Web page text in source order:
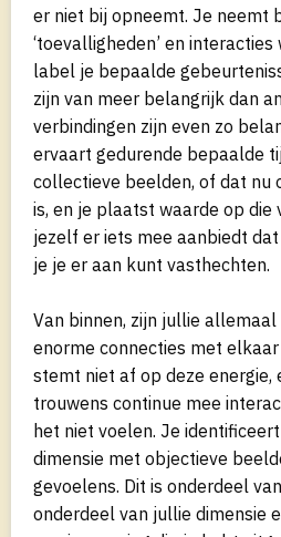
er niet bij opneemt. Je neemt
‘toevalligheden’ en
label je bepaalde
zijn van meer belangrijk dan
verbindingen zijn even zo
ervaart gedurende bepaalde
collectieve beelden, of dat nu
is, en je plaatst waarde op die
jezelf er iets mee aanbiedt
je je er aan kunt vasthechten.
Van binnen, zijn jullie
enorme connecties met
stemt niet af op deze energie,
trouwens continue mee
het niet voelen. Je
dimensie met objectieve
gevoelens. Dit is onderdeel
onderdeel van jullie dimensie